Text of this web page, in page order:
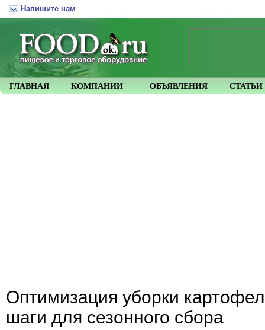
Оптимизация уборки
шаги для сезонного сбора
ГЛАВНАЯ КОМПАНИИ ОБЪЯВЛЕНИЯ СТАТЬИ
Напишите нам